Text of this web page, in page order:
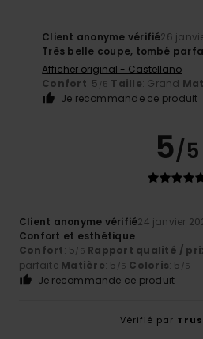
Client anonyme vérifié26
Très belle coupe, tombé
Afficher original - Castellano
Confort: 5 /5 Taille: Grand
Je recommande ce produit
5/5
Client anonyme vérifié24 janvier
Confort et esthétique
Confort: 5/5 Rapport qualité /
parfaite Matière: 5 /5 Coloris: 5 /5
Je recommande ce produit
Vérifié par